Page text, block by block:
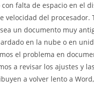
falta de espacio en el
velocidad del procesador.
un documento muy
en la nube o en
el problema en
a revisar los ajustes y
a volver lento a